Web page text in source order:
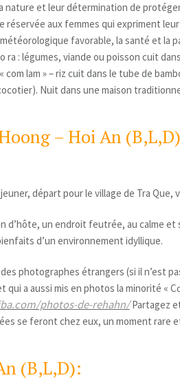
nature et leur détermination de
réservée aux femmes qui expriment
favorable, la santé et la
ra : légumes, viande ou poisson cuit
com lam » – riz cuit dans le tube de
Nuit dans une maison
– Hoi An
départ pour le village de Tra Que,
d’hôte, un endroit feutrée, au calme
d’un environnement idyllique.
photographes étrangers (si il n’est
qui a aussi mis en photos la minorité «
photos-de-rehahn/Partagez
se feront chez eux, un moment rare
(B,L,D):